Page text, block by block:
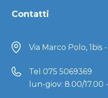
Contatti
Via Marco Polo, 1bis
Tel 075 5069369
lun-giov: 8.00/17.00